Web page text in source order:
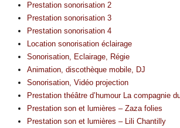
Prestation sonorisation 2
Prestation sonorisation 3
Prestation sonorisation 4
Location sonorisation éclairage
Sonorisation, Eclairage, Régie
Animation, discothèque mobile, DJ
Sonorisation, Vidéo projection
Prestation théâtre d’humour La compagnie
Prestation son et lumières – Zaza folies
Prestation son et lumières – Lili Chantilly